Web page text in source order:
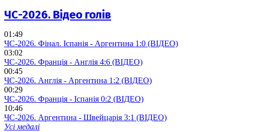
ЧС-2026. Відео голів
01:49
ЧС-2026. Фінал. Іспанія - Аргентина 1:0 (ВІДЕО)
03:02
ЧС-2026. Франція - Англія 4:6 (ВІДЕО)
00:45
ЧС-2026. Англія - Аргентина 1:2 (ВІДЕО)
00:29
ЧС-2026. Франція - Іспанія 0:2 (ВІДЕО)
10:46
ЧС-2026. Аргентина - Швейцарія 3:1 (ВІДЕО)
Усі медалі